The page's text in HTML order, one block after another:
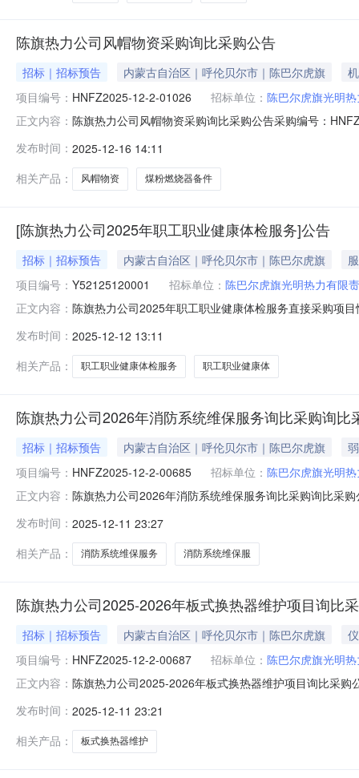
陈旗热力公司风帽物资采购询比采购公告
招标｜招标预告 内蒙古自治区｜呼伦贝尔市｜陈巴尔虎旗
项目编号： HNFZ2025-12-2-01026 招标单位： 陈巴尔虎旗光明
正文内容： 陈旗热力公司风帽物资采购询比采购公告采购编号：
称采购明细数量计量单位计量单位描述标段或设备名称
1X52125120009100729
发布时间： 2025-12-16 14:11
相关产品：
风帽物资 煤粉燃烧器备件
[陈旗热力公司2025年职工职业健康体检服务]公告
招标｜招标预告 内蒙古自治区｜呼伦贝尔市｜陈巴尔虎旗
项目编号： Y52125120001 招标单位： 陈巴尔虎旗光明热力有限
正文内容： 陈旗热力公司2025年职工职业健康体检服务直接采购项
公司2025年职工职业健康体检服务2.2采购范围序号计划
货时间
发布时间： 2025-12-12 13:11
相关产品：
职工职业健康体检服务 职工职业健康体
陈旗热力公司2026年消防系统维保服务询比采购询比
招标｜招标预告 内蒙古自治区｜呼伦贝尔市｜陈巴尔虎旗
项目编号： HNFZ2025-12-2-00685 招标单位： 陈巴尔虎旗光明
正文内容： 陈旗热力公司2026年消防系统维保服务询比采购询比采
范围序号计划号物料编码物料描述物料组物料组名称采
需求单位
发布时间： 2025-12-11 23:27
相关产品：
消防系统维保服务 消防系统维保服
陈旗热力公司2025-2026年板式换热器维护项目询比
招标｜招标预告 内蒙古自治区｜呼伦贝尔市｜陈巴尔虎旗
项目编号： HNFZ2025-12-2-00687 招标单位： 陈巴尔虎旗光明
正文内容： 陈旗热力公司2025-2026年板式换热器维护项目询比采
2.2采购范围序号计划号物料编码物料描述物料组物料组
发布时间： 2025-12-11 23:21
相关产品：
板式换热器维护